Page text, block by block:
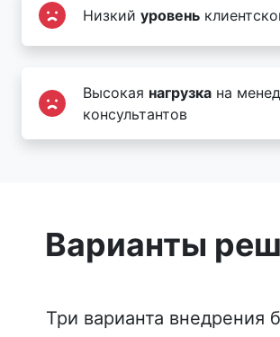
Низкий уровень
Высокая нагрузка на
консультантов
Варианты
Три варианта внедрения